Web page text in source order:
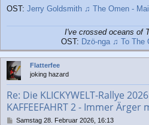
OST: Jerry Goldsmith ♫ The Omen -
I've crossed oceans of
OST: Dzö-nga ♫ To The
Flatterfee
joking hazard
Re: Die KLICKYWELT-Rallye
KAFFEEFAHRT 2 - Immer Ärger
BSamstag 28. Februar 2026, 16:13